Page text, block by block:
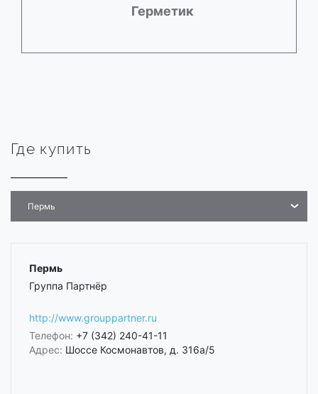
Герметик
Где купить
Пермь
Пермь
Группа Партнёр
http://www.grouppartner.ru
Телефон: +7 (342) 240-41-11
Адрес: Шоссе Космонавтов, д. 316а/5